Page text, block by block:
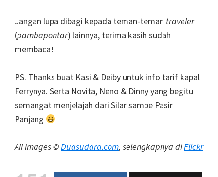
Jangan lupa dibagi kepada teman-teman traveler
(pambapontar) lainnya, terima kasih sudah
membaca!
PS. Thanks buat Kasi & Deiby untuk info tarif kapal
Ferrynya. Serta Novita, Neno & Dinny yang begitu
semangat menjelajah dari Silar sampe Pasir
Panjang
All images ©Duasudara.com, selengkapnya diFlickr